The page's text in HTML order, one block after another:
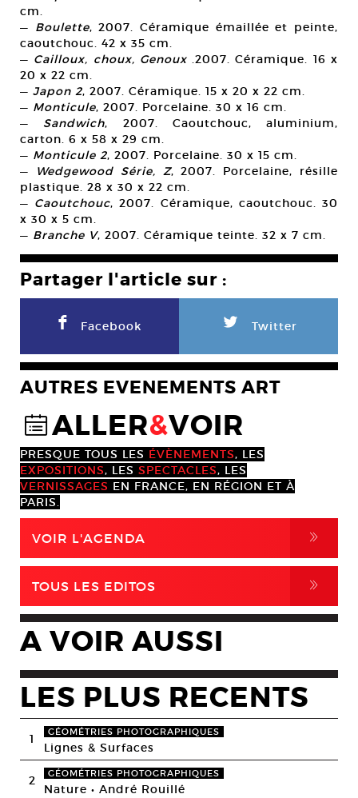
cm.
— Boulette, 2007. Céramique émaillée et peinte,
caoutchouc. 42 x 35 cm.
— Cailloux, choux, Genoux.2007. Céramique. 16 x
20 x 22 cm.
— Japon 2, 2007. Céramique. 15 x 20 x 22 cm.
— Monticule, 2007. Porcelaine. 30 x 16 cm.
— Sandwich, 2007. Caoutchouc, aluminium,
carton. 6 x 58 x 29 cm.
— Monticule 2, 2007. Porcelaine. 30 x 15 cm.
—
Wedgewood Série, Z, 2007. Porcelaine, résille
plastique. 28 x 30 x 22 cm.
— Caoutchouc, 2007. Céramique, caoutchouc. 30
x 30 x 5 cm.
— Branche V, 2007. Céramique teinte. 32 x 7 cm.
Partager l'article sur :
F Facebook L Twitter
AUTRES EVENEMENTS ART
@ALLER&VOIR
PRESQUE TOUS LES ÉVÈNEMENTS, LES
EXPOSITIONS, LES SPECTACLES, LES
VERNISSAGES EN FRANCE, EN RÉGION ET À
PARIS.
VOIR L'AGENDA ,
TOUS LES EDITOS ,
A VOIR AUSSI
LES PLUS RECENTS
1 GÉOMÉTRIES PHOTOGRAPHIQUES
Lignes & Surfaces
2 GÉOMÉTRIES PHOTOGRAPHIQUES
Nature • André Rouillé